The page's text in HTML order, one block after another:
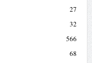
27
32
566
68